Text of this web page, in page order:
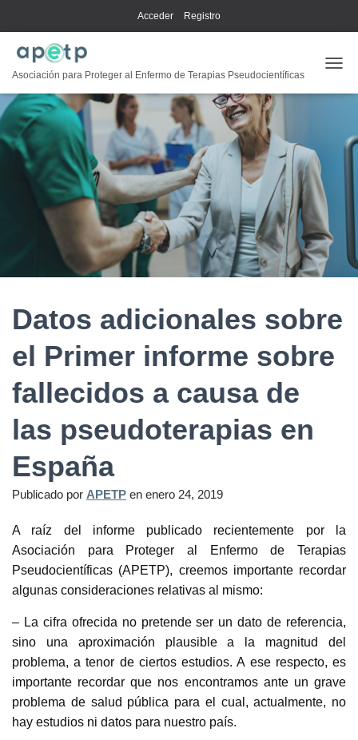
Acceder Registro
Asociación para Proteger al Enfermo de Terapias Pseudocientíficas
Datos adicionales sobre
el Primer informe sobre
fallecidos a causa de
las pseudoterapias en
España
Publicado por APETP en enero 24, 2019
A raíz del informe publicado recientemente por la
Asociación para Proteger al Enfermo de Terapias
Pseudocientíficas (APETP), creemos importante recordar
algunas consideraciones relativas al mismo:
– La cifra ofrecida no pretende ser un dato de referencia,
sino una aproximación plausible a la magnitud del
problema, a tenor de ciertos estudios. A ese respecto, es
importante recordar que nos encontramos ante un grave
problema de salud pública para el cual, actualmente, no
hay estudios ni datos para nuestro país.